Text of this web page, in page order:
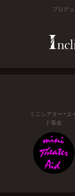
プロデ
ミニシアター・エ
ド基金